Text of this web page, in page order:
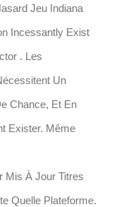
Jeu Indiana
Incessantly Exist
. Les
Un
Chance, Et En
Exister. Même
Mis À Jour Titres
Quelle Plateforme.